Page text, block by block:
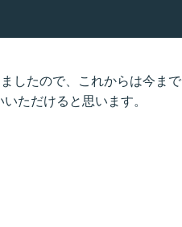
したので、これからは今まで
ただけると思います。